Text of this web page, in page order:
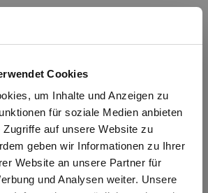
Cookies
um Inhalte und Anzeigen zu
für soziale Medien anbieten
auf unsere Website zu
geben wir Informationen zu Ihrer
Website an unsere Partner für
und Analysen weiter. Unsere
Oops!
wrong. Please try refreshing the